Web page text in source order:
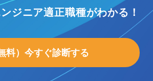
ジニア適正職種がわかる！
料）今すぐ診断する